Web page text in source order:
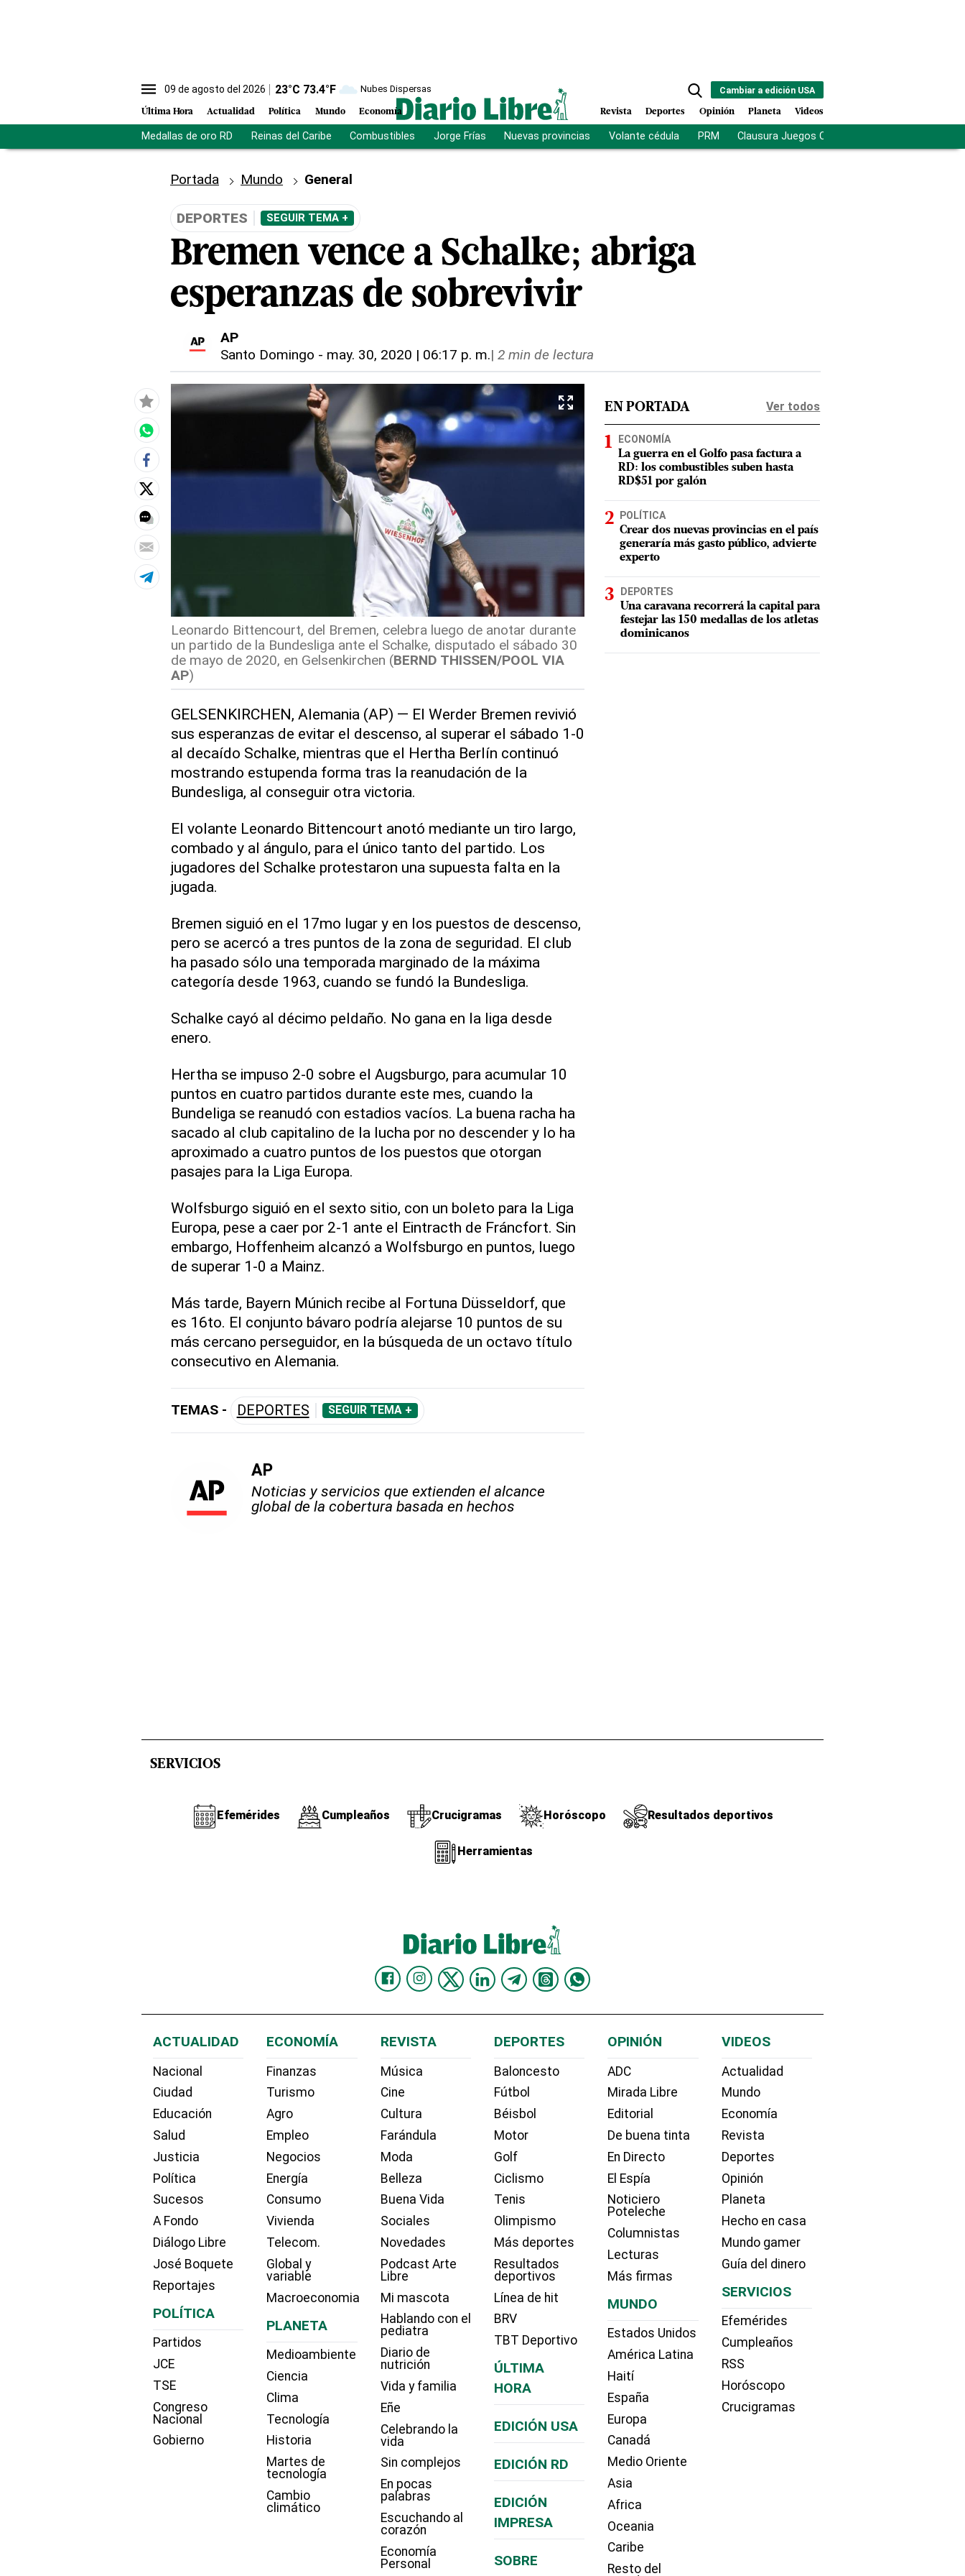
09 de agosto del 2026 23°C 73.4°F Nubes Dispersas
Última Hora Actualidad Política Mundo Economía
Cambiar a edición USA
Revista Deportes Opinión Planeta Videos
Medallas de oro RD Reinas del Caribe Combustibles Jorge Frías Nuevas provincias Volante cédula PRM Clausura Juegos Centroamericanos
Portada Mundo General
DEPORTES SEGUIR TEMA +
Bremen vence a Schalke; abriga
esperanzas de sobrevivir
AP
Santo Domingo - may. 30, 2020 | 06:17 p. m.| 2 min de lectura
Leonardo Bittencourt, del Bremen, celebra luego de anotar durante
un partido de la Bundesliga ante el Schalke, disputado el sábado 30
de mayo de 2020, en Gelsenkirchen (BERND THISSEN/POOL VIA
AP)
GELSENKIRCHEN, Alemania (AP) — El Werder Bremen revivió
sus esperanzas de evitar el descenso, al superar el sábado 1-0
al decaído Schalke, mientras que el Hertha Berlín continuó
mostrando estupenda forma tras la reanudación de la
Bundesliga, al conseguir otra victoria.
El volante Leonardo Bittencourt anotó mediante un tiro largo,
combado y al ángulo, para el único tanto del partido. Los
jugadores del Schalke protestaron una supuesta falta en la
jugada.
Bremen siguió en el 17mo lugar y en los puestos de descenso,
pero se acercó a tres puntos de la zona de seguridad. El club
ha pasado sólo una temporada marginado de la máxima
categoría desde 1963, cuando se fundó la Bundesliga.
Schalke cayó al décimo peldaño. No gana en la liga desde
enero.
Hertha se impuso 2-0 sobre el Augsburgo, para acumular 10
puntos en cuatro partidos durante este mes, cuando la
Bundeliga se reanudó con estadios vacíos. La buena racha ha
sacado al club capitalino de la lucha por no descender y lo ha
aproximado a cuatro puntos de los puestos que otorgan
pasajes para la Liga Europa.
Wolfsburgo siguió en el sexto sitio, con un boleto para la Liga
Europa, pese a caer por 2-1 ante el Eintracth de Fráncfort. Sin
embargo, Hoffenheim alcanzó a Wolfsburgo en puntos, luego
de superar 1-0 a Mainz.
Más tarde, Bayern Múnich recibe al Fortuna Düsseldorf, que
es 16to. El conjunto bávaro podría alejarse 10 puntos de su
más cercano perseguidor, en la búsqueda de un octavo título
consecutivo en Alemania.
TEMAS - DEPORTES SEGUIR TEMA +
AP
Noticias y servicios que extienden el alcance
global de la cobertura basada en hechos
EN PORTADA Ver todos
ECONOMÍA
La guerra en el Golfo pasa factura a
RD: los combustibles suben hasta
RD$51 por galón
POLÍTICA
Crear dos nuevas provincias en el país
generaría más gasto público, advierte
experto
DEPORTES
Una caravana recorrerá la capital para
festejar las 150 medallas de los atletas
dominicanos
SERVICIOS
Efemérides Cumpleaños Crucigramas Horóscopo Resultados deportivos
Herramientas
ACTUALIDAD
Nacional
Ciudad
Educación
Salud
Justicia
Política
Sucesos
A Fondo
Diálogo Libre
José Boquete
Reportajes
POLÍTICA
Partidos
JCE
TSE
Congreso
Nacional
Gobierno
ECONOMÍA
Finanzas
Turismo
Agro
Empleo
Negocios
Energía
Consumo
Vivienda
Telecom.
Global y
variable
Macroeconomia
PLANETA
Medioambiente
Ciencia
Clima
Tecnología
Historia
Martes de
tecnología
Cambio
climático
REVISTA
Música
Cine
Cultura
Farándula
Moda
Belleza
Buena Vida
Sociales
Novedades
Podcast Arte
Libre
Mi mascota
Hablando con el
pediatra
Diario de
nutrición
Vida y familia
Eñe
Celebrando la
vida
Sin complejos
En pocas
palabras
Escuchando al
corazón
Economía
Personal
DEPORTES
Baloncesto
Fútbol
Béisbol
Motor
Golf
Ciclismo
Tenis
Olimpismo
Más deportes
Resultados
deportivos
Línea de hit
BRV
TBT Deportivo
ÚLTIMA
HORA
EDICIÓN USA
EDICIÓN RD
EDICIÓN
IMPRESA
SOBRE
OPINIÓN
ADC
Mirada Libre
Editorial
De buena tinta
En Directo
El Espía
Noticiero
Poteleche
Columnistas
Lecturas
Más firmas
MUNDO
Estados Unidos
América Latina
Haití
España
Europa
Canadá
Medio Oriente
Asia
Africa
Oceania
Caribe
Resto del
VIDEOS
Actualidad
Mundo
Economía
Revista
Deportes
Opinión
Planeta
Hecho en casa
Mundo gamer
Guía del dinero
SERVICIOS
Efemérides
Cumpleaños
RSS
Horóscopo
Crucigramas